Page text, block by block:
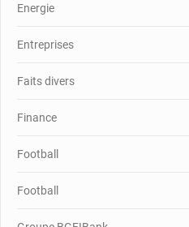
Energie
Entreprises
Faits divers
Finance
Football
Football